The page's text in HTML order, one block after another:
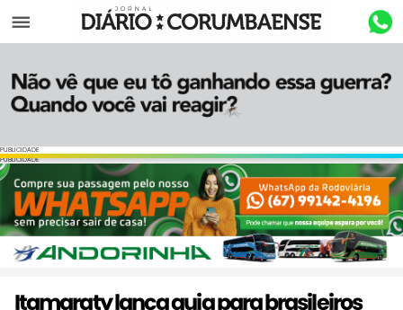
Menu
PUBLICIDADE
PUBLICIDADE
Itamaraty lança guia para brasileiros